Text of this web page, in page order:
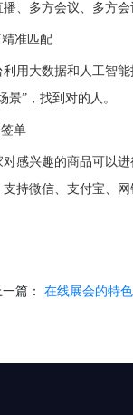
播、多方会议、多方会
准匹配
利用大数据和人工智
景”，找到对的人。
单
对感兴趣的商品可以
支持微信、支付宝、网
篇： 在线展会的特